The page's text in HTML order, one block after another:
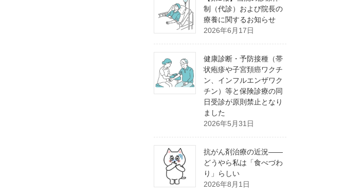
制（代診）および院長の
療養に関するお知らせ
2026年6月17日
健康診断・予防接種（帯
状疱疹や子宮頚癌ワクチ
ン、インフルエンザワク
チン）等と保険診療の同
日受診が原則禁止となり
ました
2026年5月31日
抗がん剤治療の近況――
どうやら私は「食べづわ
り」らしい
2026年8月1日